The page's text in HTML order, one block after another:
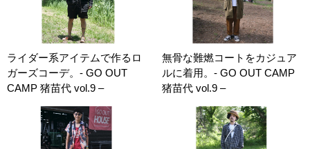
ライダー系アイテムで作るロ
ガーズコーデ。- GO OUT
CAMP 猪苗代 vol.9 –
無骨な難燃コートをカジュア
ルに着用。- GO OUT CAMP
猪苗代 vol.9 –